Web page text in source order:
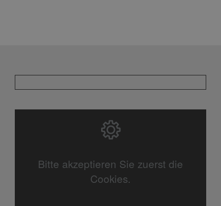
Bitte akzeptieren Sie zuerst die
Cookies.